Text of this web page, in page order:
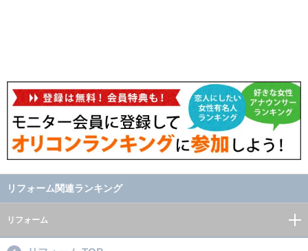
リフォーム関連ランキング
リフォーム